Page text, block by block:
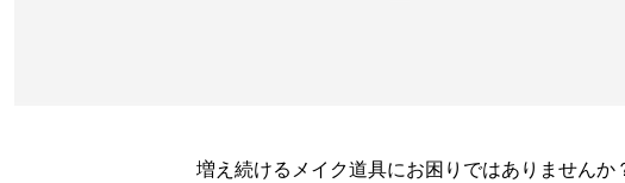
増え続けるメイク道具にお困りではありませんか